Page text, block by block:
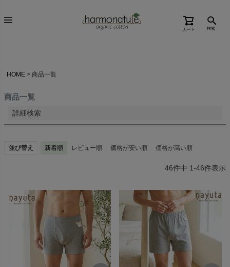
カート 検索
HOME 商品一覧
商品一覧
詳細検索
並び替え 新着順 レビュー順 価格が安い順 価格が高い順
46件中 1-46件表示